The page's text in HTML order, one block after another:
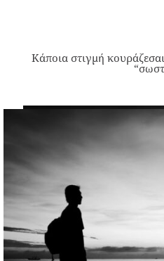
Κάποια στιγμή